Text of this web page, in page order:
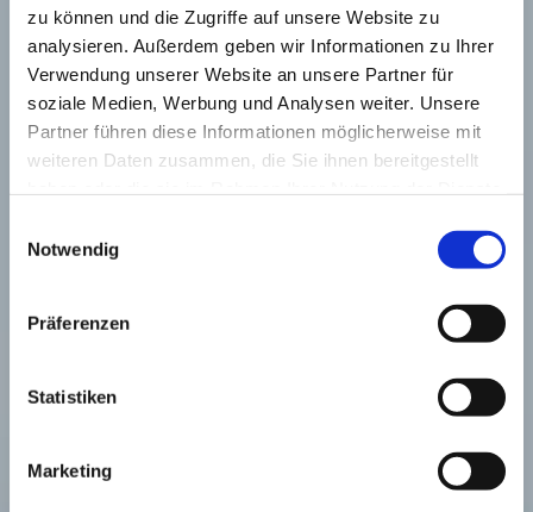
zu können und die Zugriffe auf unsere Website zu
analysieren. Außerdem geben wir Informationen zu Ihrer
Verwendung unserer Website an unsere Partner für
soziale Medien, Werbung und Analysen weiter. Unsere
Partner führen diese Informationen möglicherweise mit
weiteren Daten zusammen, die Sie ihnen bereitgestellt
Notwendig
Präferenzen
Statistiken
Marketing